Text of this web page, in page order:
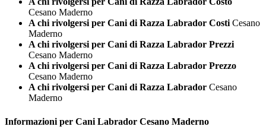
Cesano Maderno
A chi rivolgersi per Cani di Razza Labrador CostiCesano
Maderno
A chi rivolgersi per Cani di Razza Labrador Prezzi
Cesano Maderno
A chi rivolgersi per Cani di Razza Labrador Prezzo
Cesano Maderno
A chi rivolgersi per Cani di Razza Labrador Cesano
Maderno
Informazioni per Cani Labrador Cesano Maderno